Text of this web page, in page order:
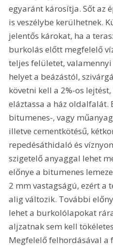
egyaránt károsítja. Sőt az
is veszélybe kerülhetnek.
jelentős károkat, ha a
burkolás előtt megfelelő
teljes felületet,
helyet a beázástól,
követni kell a 2%-os
eláztassa a ház
bitumenes-, vagy
illetve cementkötésű,
repedésáthidaló és
szigetelő anyaggal lehet
előnye a bitumenes
2 mm vastagságú, ezért a
alig változik. További
lehet a burkolólapokat
aljzatnak sem kell
Megfelelő felhordásával a